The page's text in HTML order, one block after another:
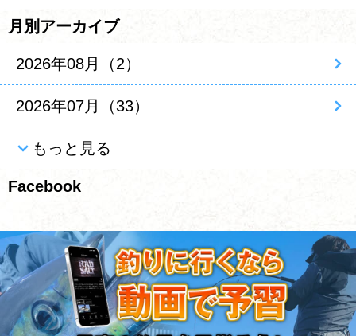
月別アーカイブ
2026年08月（2）
2026年07月（33）
もっと見る
Facebook